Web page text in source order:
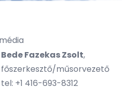
Bede Fazekas Zsolt,
főszerkesztő/műsorvezető
tel: +1 416-693-8312